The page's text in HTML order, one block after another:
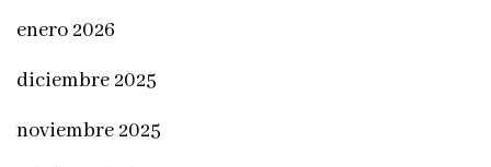
enero 2026
diciembre 2025
noviembre 2025